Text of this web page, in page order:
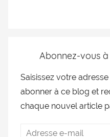
Abonnez-vous
Saisissez votre
abonner à ce blog et
chaque nouvel article